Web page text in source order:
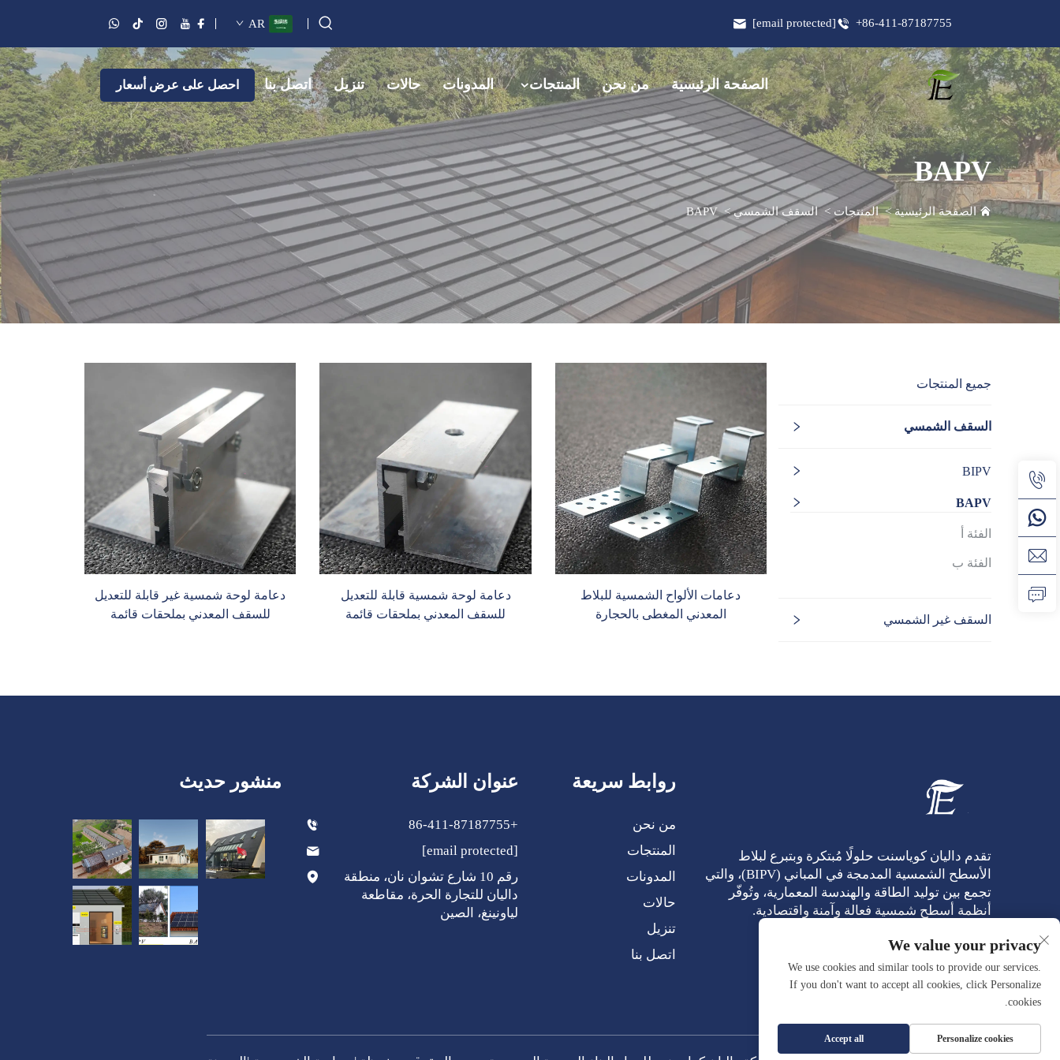
+86-411-87187755
[email protected]
AR
الصفحة الرئيسية من نحن المنتجات المدونات حالات تنزيل اتصل بنا احصل على عرض أسعار
BAPV
الصفحة الرئيسية>المنتجات >السقف الشمسي>
BAPV
جميع المنتجات
السقف الشمسي
BIPV
BAPV
الفئة أ
الفئة ب
السقف غير الشمسي
دعامات الألواح الشمسية للبلاط
المعدني المغطى بالحجارة
دعامة لوحة شمسية قابلة للتعديل
للسقف المعدني بملحقات قائمة
دعامة لوحة شمسية غير قابلة للتعديل
للسقف المعدني بملحقات قائمة
تقدم داليان كوياسنت حلولًا مُبتكرة وبتبرع لبلاط
الأسطح الشمسية المدمجة في المباني (BIPV)، والتي
تجمع بين توليد الطاقة والهندسة المعمارية، وتُوفّر
أنظمة أسطح شمسية فعالة وآمنة واقتصادية.
روابط سريعة
من نحن
المنتجات
المدونات
حالات
تنزيل
اتصل بنا
عنوان الشركة
+86-411-87187755
[email protected]
رقم 10 شارع تشوان نان، منطقة
داليان للتجارة الحرة، مقاطعة
لياونينغ، الصين
منشور حديث
We value your privacy
We use cookies and similar tools to provide our services.
If you don't want to accept all cookies, click Personalize
cookies.
Personalize cookies
Accept all